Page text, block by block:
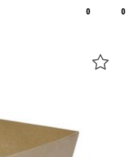
0 0